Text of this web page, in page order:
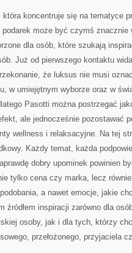
koncentruje się na tematyce
podarek może być czymś znacznie
dla osób, które szukają
Już od pierwszego kontaktu
że luksus nie musi
w umiejętnym wyborze oraz w
Pasotti można postrzegać
ale jednocześnie pozostawać
wellness i relaksacyjne. Na tej
Każdy temat, każda
dobry upominek powinien
tylko cena czy marka, lecz
a nawet emocje, jakie
źródłem inspiracji zarówno dla
osoby, jak i dla tych, którzy
przełożonego, przyjaciela